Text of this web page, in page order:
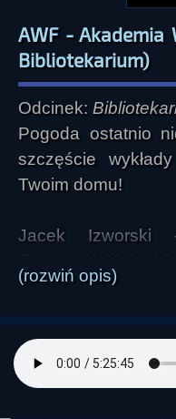
AWF - Akademia
Bibliotekarium)
Odcinek:
Pogoda ostatnio
szczęście
Twoim domu!
Jacek Izworski
Słowne interludium
"Gwiezdne
Słowne interludium
Rozmowa z
(rozwiń opis)